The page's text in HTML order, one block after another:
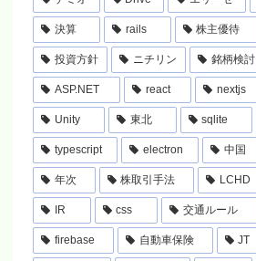
決算 rails 株主優待
投資方針 ニチリン 銘柄検討
ASP.NET react nextjs
Unity 東北 sqlite
typescript electron 中国
年次 株取引手法 LCHD
IR css 交通ルール
firebase 自動車保険 JT